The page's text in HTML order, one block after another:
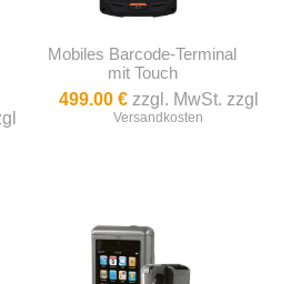
Mobiles Barcode-Terminal
mit Touch
499.00 €zzgl. MwSt. zzgl
Versandkosten